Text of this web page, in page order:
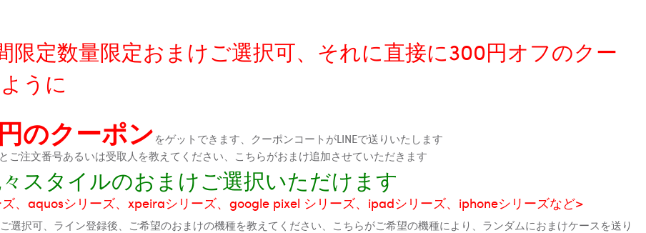
限定数量限定おまけご選択可、それに直接に300円オフのクー
うに
のクーポンをゲットできます、クーポンコートがLINEで送りいたします
注文番号あるいは受取人を教えてください、こちらがおまけ追加させていただきます
スタイルのおまけご選択いただけます
、aquosシリーズ、xpeiraシリーズ、google pixel シリーズ、ipadシリーズ、iphoneシリーズなど>
選択可、ライン登録後、ご希望のおまけの機種を教えてください、こちらがご希望の機種により、ランダムにおまけケースを送り